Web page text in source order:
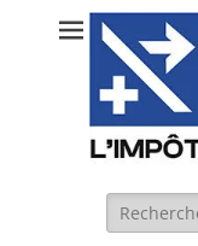
Rechercher :